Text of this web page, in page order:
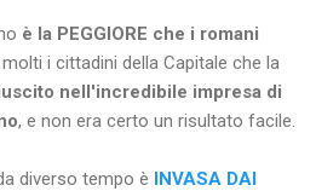
è la PEGGIORE che i romani
molti i cittadini della Capitale che la
nell'incredibile impresa di
, e non era certo un risultato facile.
diverso tempo è INVASA DAI